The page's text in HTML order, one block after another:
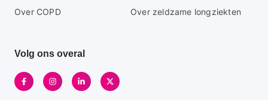
footer
Over COPD
Over zeldzame longziekten
Volg ons overal